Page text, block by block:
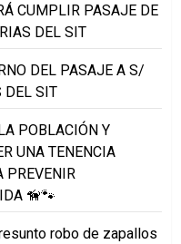
CUMPLIR PASAJE DE
DEL SIT
DEL PASAJE A S/
DEL SIT
POBLACIÓN Y
UNA TENENCIA
PREVENIR
🦮🐾
robo de zapallos